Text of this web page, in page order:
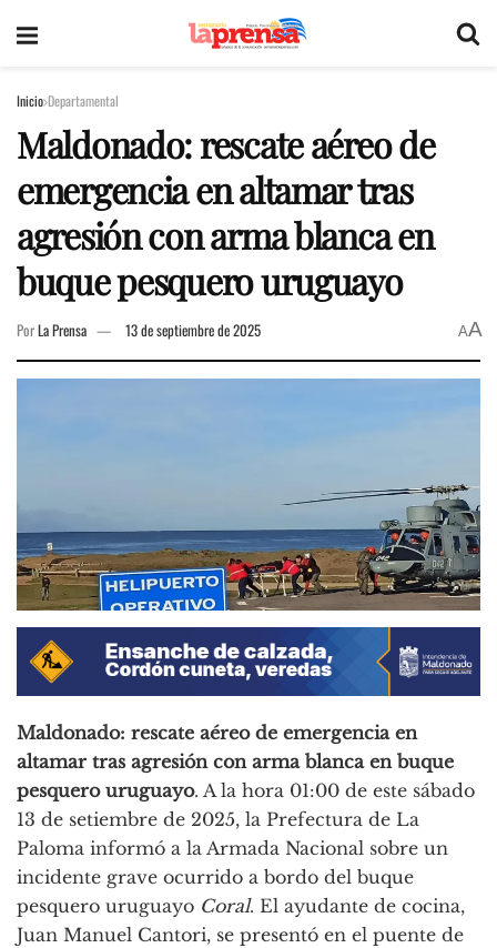
Inicio Departamental
Maldonado: rescate aéreo de
emergencia en altamar tras
agresión con arma blanca en
buque pesquero uruguayo
PorLa Prensa 13 de septiembre de 2025 AA
Maldonado: rescate aéreo de emergencia en
altamar tras agresión con arma blanca en buque
pesquero uruguayo. A la hora 01:00 de este sábado
13 de setiembre de 2025, la Prefectura de La
Paloma informó a la Armada Nacional sobre un
incidente grave ocurrido a bordo del buque
pesquero uruguayo Coral. El ayudante de cocina,
Juan Manuel Cantori, se presentó en el puente de